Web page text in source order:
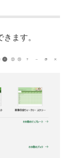
ます。